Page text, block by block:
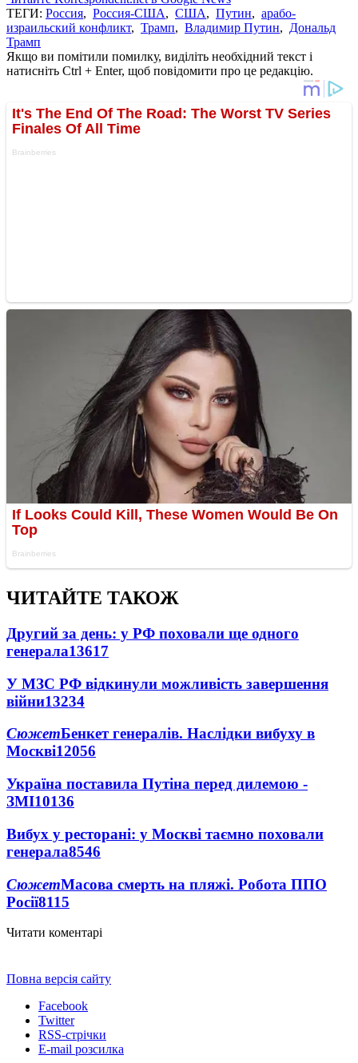
ТЕГИ: Россия, Россия-США, США, Путин, арабо-
израильский конфликт, Трамп, Владимир Путин, Дональд
Трамп
Якщо ви помітили помилку, виділіть необхідний текст і
натисніть Ctrl + Enter, щоб повідомити про це редакцію.
ЧИТАЙТЕ ТАКОЖ
Другий за день: у РФ поховали ще одного
генерала13617
У МЗС РФ відкинули можливість завершення
війни13234
СюжетБенкет генералів. Наслідки вибуху в
Москві12056
Україна поставила Путіна перед дилемою -
ЗМІ10136
Вибух у ресторані: у Москві таємно поховали
генерала8546
СюжетМасова смерть на пляжі. Робота ППО
Росії8115
Читати коментарі
Повна версія сайту
Facebook
Twitter
RSS-стрічки
E-mail розсилка